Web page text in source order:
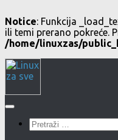
Notice: Funkcija
ili temi prerano pokreće.
/home/linuxzas/
Skip
to
Pretraži: